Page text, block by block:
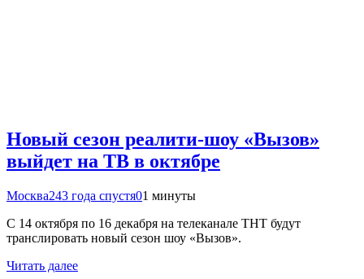
Новый сезон реалити-шоу «Вызов»
выйдет на ТВ в октябре
Москва243 года спустя01 минуты
С 14 октября по 16 декабря на телеканале ТНТ будут
транслировать новый сезон шоу «Вызов».
Читать далее